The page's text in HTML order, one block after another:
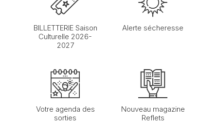
BILLETTERIE Saison
Culturelle 2026-
2027
Alerte sécheresse
Votre agenda des
sorties
Nouveau magazine
Reflets